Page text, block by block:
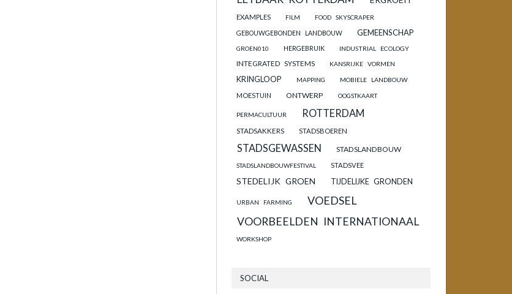
EXAMPLES FILM FOOD SKYSCRAPER
GEBOUWGEBONDEN LANDBOUW GEMEENSCHAP
GROEN010 HERGEBRUIK INDUSTRIAL ECOLOGY
INTEGRATED SYSTEMS KANSRIJKE VORMEN
KRINGLOOP MAPPING MOBIELE LANDBOUW
MOESTUIN ONTWERP OOGSTKAART
PERMACULTUUR ROTTERDAM
STADSAKKERS STADSBOEREN
STADSGEWASSEN STADSLANDBOUW
STADSLANDBOUWFESTIVAL STADSVEE
STEDELIJK GROEN TIJDELIJKE GRONDEN
URBAN FARMING VOEDSEL
VOORBEELDEN INTERNATIONAAL
WORKSHOP
SOCIAL